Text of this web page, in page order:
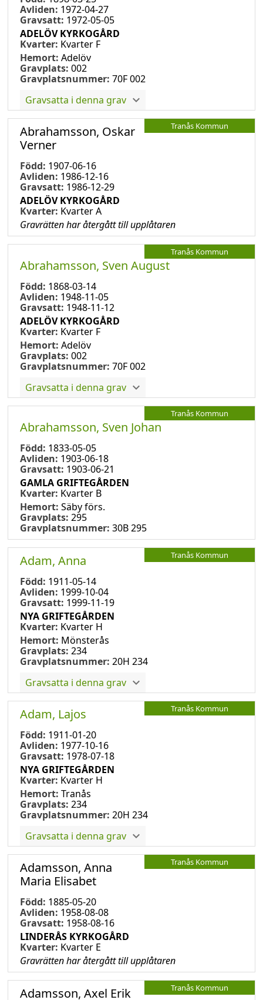
Avliden: 1972-04-27
Gravsatt: 1972-05-05
ADELÖV KYRKOGÅRD
Kvarter: Kvarter F
Hemort: Adelöv
Gravplats: 002
Gravplatsnummer: 70F 002
Gravsatta i denna grav
Tranås Kommun
Abrahamsson, Oskar
Verner
Född: 1907-06-16
Avliden: 1986-12-16
Gravsatt: 1986-12-29
ADELÖV KYRKOGÅRD
Kvarter: Kvarter A
Gravrätten har återgått till upplåtaren
Tranås Kommun
Abrahamsson, Sven August
Född: 1868-03-14
Avliden: 1948-11-05
Gravsatt: 1948-11-12
ADELÖV KYRKOGÅRD
Kvarter: Kvarter F
Hemort: Adelöv
Gravplats: 002
Gravplatsnummer: 70F 002
Gravsatta i denna grav
Tranås Kommun
Abrahamsson, Sven Johan
Född: 1833-05-05
Avliden: 1903-06-18
Gravsatt: 1903-06-21
GAMLA GRIFTEGÅRDEN
Kvarter: Kvarter B
Hemort: Säby förs.
Gravplats: 295
Gravplatsnummer: 30B 295
Tranås Kommun
Adam, Anna
Född: 1911-05-14
Avliden: 1999-10-04
Gravsatt: 1999-11-19
NYA GRIFTEGÅRDEN
Kvarter: Kvarter H
Hemort: Mönsterås
Gravplats: 234
Gravplatsnummer: 20H 234
Gravsatta i denna grav
Tranås Kommun
Adam, Lajos
Född: 1911-01-20
Avliden: 1977-10-16
Gravsatt: 1978-07-18
NYA GRIFTEGÅRDEN
Kvarter: Kvarter H
Hemort: Tranås
Gravplats: 234
Gravplatsnummer: 20H 234
Gravsatta i denna grav
Tranås Kommun
Adamsson, Anna
Maria Elisabet
Född: 1885-05-20
Avliden: 1958-08-08
Gravsatt: 1958-08-16
LINDERÅS KYRKOGÅRD
Kvarter: Kvarter E
Gravrätten har återgått till upplåtaren
Tranås Kommun
Adamsson, Axel Erik